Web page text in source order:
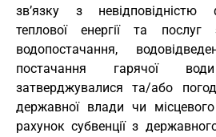
зв’язку з невідповідністю
теплової енергії та послуг
водопостачання,
постачання гарячої
затверджувалися та/або
державної влади чи
рахунок субвенції з